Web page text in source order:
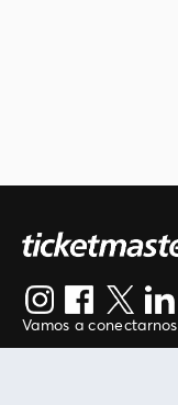
Vamos a conectarnos